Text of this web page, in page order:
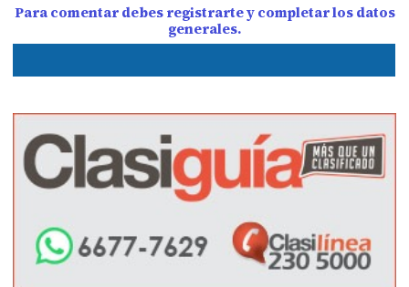
Para comentar debes registrarte y completar los datos
generales.